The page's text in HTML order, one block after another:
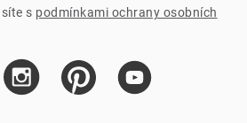
s podmínkami ochrany osobních